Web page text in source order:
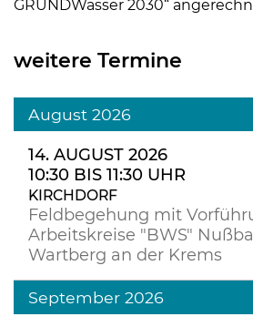
GRUNDWasser 2030“
weitere Termine
August 2026
14. AUGUST 2026
10:30 BIS 11:30 UHR
KIRCHDORF
Feldbegehung mit
Arbeitskreise "BWS"
Wartberg an der Krems
September 2026